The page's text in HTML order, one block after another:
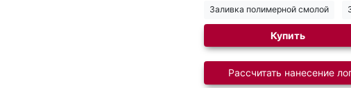
Заливка полимерной смолой
Купить
Рассчитать нанесение